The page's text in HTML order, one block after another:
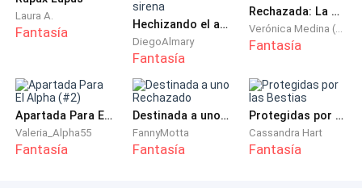
algo, podía recordar todo aquello, incluso podía
recordar a su esposo llamándola, pero eso era todo.
¡Emily! – Exclamó su madre, lanzándose sobre ella
para abrazarla, haciendo que esta se sorprendiese de
que todo aquello pareciese tan real - ¡Estás despierta!
Laura A.
Fantasía Hechizando el amor de una sirena
DiegoAlmary
Fantasía
Rechazada: La mujer del alfa
Fantasía
Apartada Para El Alpha (#2)
Valeria_Alpha55
Fantasía
Destinada a uno Rechazado
FannyMotta
Fantasía
Protegidas por las Bestias
Cassandra Hart
Fantasía